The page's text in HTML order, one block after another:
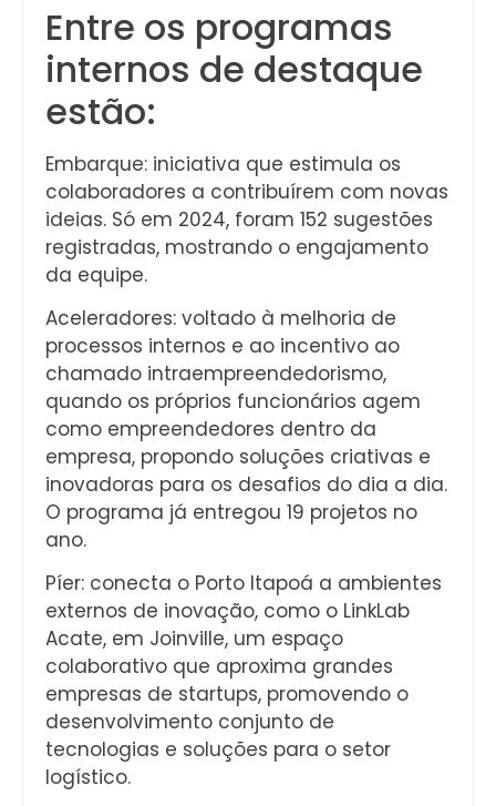
Entre os programas
internos de destaque
estão:
Embarque: iniciativa que estimula os
colaboradores a contribuírem com novas
ideias. Só em 2024, foram 152 sugestões
registradas, mostrando o engajamento
da equipe.
Aceleradores: voltado à melhoria de
processos internos e ao incentivo ao
chamado intraempreendedorismo,
quando os próprios funcionários agem
como empreendedores dentro da
empresa, propondo soluções criativas e
inovadoras para os desafios do dia a dia.
O programa já entregou 19 projetos no
ano.
Píer: conecta o Porto Itapoá a ambientes
externos de inovação, como o LinkLab
Acate, em Joinville, um espaço
colaborativo que aproxima grandes
empresas de startups, promovendo o
desenvolvimento conjunto de
tecnologias e soluções para o setor
logístico.